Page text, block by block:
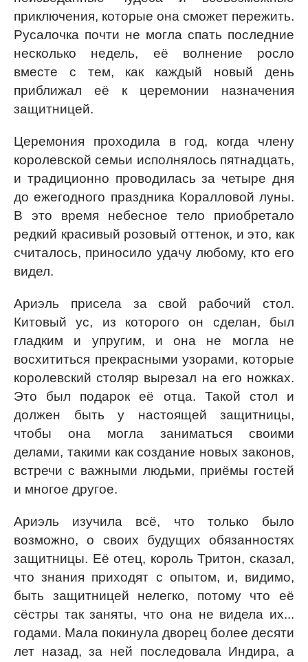
приключения, которые она сможет пережить.
Русалочка почти не могла спать последние
несколько недель, её волнение росло
вместе с тем, как каждый новый день
приближал её к церемонии назначения
защитницей.
Церемония проходила в год, когда члену
королевской семьи исполнялось пятнадцать,
и традиционно проводилась за четыре дня
до ежегодного праздника Коралловой луны.
В это время небесное тело приобретало
редкий красивый розовый оттенок, и это, как
считалось, приносило удачу любому, кто его
видел.
Ариэль присела за свой рабочий стол.
Китовый ус, из которого он сделан, был
гладким и упругим, и она не могла не
восхититься прекрасными узорами, которые
королевский столяр вырезал на его ножках.
Это был подарок её отца. Такой стол и
должен быть у настоящей защитницы,
чтобы она могла заниматься своими
делами, такими как создание новых законов,
встречи с важными людьми, приёмы гостей
и многое другое.
Ариэль изучила всё, что только было
возможно, о своих будущих обязанностях
защитницы. Её отец, король Тритон, сказал,
что знания приходят с опытом, и, видимо,
быть защитницей нелегко, потому что её
сёстры так заняты, что она не видела их...
годами. Мала покинула дворец более десяти
лет назад, за ней последовала Индира, а